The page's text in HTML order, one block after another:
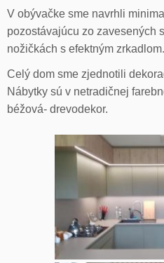
V obývačke sme navrhli
pozostávajúcu zo zavesených
nožičkách s efektným zrkadlom.
Celý dom sme zjednotili
Nábytky sú v netradičnej
béžová- drevodekor.